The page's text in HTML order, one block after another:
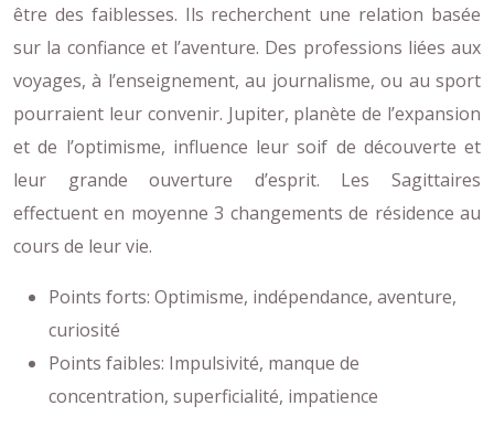
être des faiblesses. Ils recherchent une relation basée
sur la confiance et l’aventure. Des professions liées aux
voyages, à l’enseignement, au journalisme, ou au sport
pourraient leur convenir. Jupiter, planète de l’expansion
et de l’optimisme, influence leur soif de découverte et
leur grande ouverture d’esprit. Les Sagittaires
effectuent en moyenne 3 changements de résidence au
cours de leur vie.
Points forts: Optimisme, indépendance, aventure,
curiosité
Points faibles: Impulsivité, manque de
concentration, superficialité, impatience